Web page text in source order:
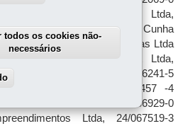
todos os cookies não-
necessários